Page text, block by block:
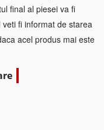
final al piesei va fi
fi informat de starea
acel produs mai este